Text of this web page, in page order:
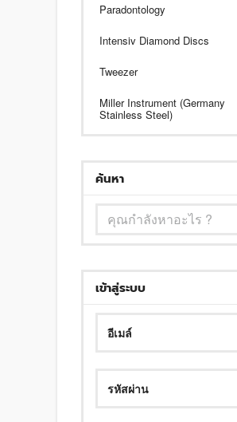
Paradontology
Intensiv Diamond Discs
Tweezer
Miller Instrument (Germany
Stainless Steel)
ค้นหา
เข้าสู่ระบบ